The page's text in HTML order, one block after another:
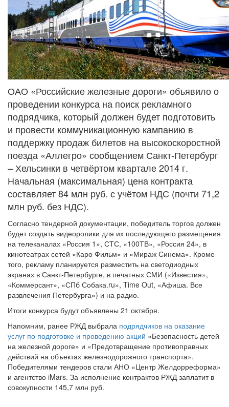
ОАО «Российские железные дороги» объявило о
проведении конкурса на поиск рекламного
подрядчика, который должен будет подготовить
и провести коммуникационную кампанию в
поддержку продаж билетов на высокоскоростной
поезда «Аллегро» сообщением Санкт-Петербург
– Хельсинки в четвёртом квартале 2014 г.
Начальная (максимальная) цена контракта
составляет 84 млн руб. с учётом НДС (почти 71,2
млн руб. без НДС).
Согласно тендерной документации, победитель торгов должен
будет создать видеоролики для их последующего размещения
на телеканалах «Россия 1», СТС, «100ТВ», «Россия 24», в
кинотеатрах сетей «Каро Фильм» и «Мираж Синема». Кроме
того, рекламу планируется разместить на светодиодных
экранах в Санкт-Петербурге, в печатных СМИ («Известия»,
«Коммерсант», «СПб Собака.ru», Time Out, «Афиша. Все
развлечения Петербурга») и на радио.
Итоги конкурса будут объявлены 21 октября.
Напомним, ранее РЖД выбрала подрядчиков на оказание
услуг по подготовке и проведению акций «Безопасность детей
на железной дороге» и «Предотвращение противоправных
действий на объектах железнодорожного транспорта».
Победителями тендеров стали АНО «Центр Желдорреформа»
и агентство iMars. За исполнение контрактов РЖД заплатит в
совокупности 145,7 млн руб.